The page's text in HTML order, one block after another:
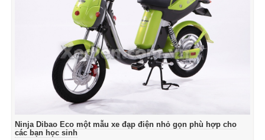
Ninja Dibao Eco một mẫu xe đạp điện nhỏ gọn phù hợp cho
các bạn học sinh